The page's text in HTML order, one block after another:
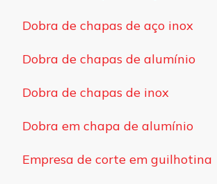
Dobra de chapas de aço inox
Dobra de chapas de alumínio
Dobra de chapas de inox
Dobra em chapa de alumínio
Empresa de corte em guilhotina